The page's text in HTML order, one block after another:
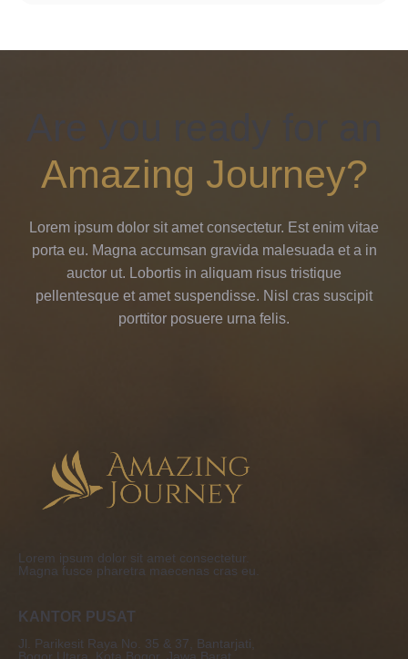
Amazing Journey?
Lorem ipsum dolor sit amet consectetur. Est enim vitae
porta eu. Magna accumsan gravida malesuada et a in
auctor ut. Lobortis in aliquam risus tristique
pellentesque et amet suspendisse. Nisl cras suscipit
porttitor posuere urna felis.
Lorem ipsum dolor sit amet consectetur.
Magna fusce pharetra maecenas cras eu.
KANTOR PUSAT
Jl. Parikesit Raya No. 35 & 37, Bantarjati,
Bogor Utara, Kota Bogor, Jawa Barat